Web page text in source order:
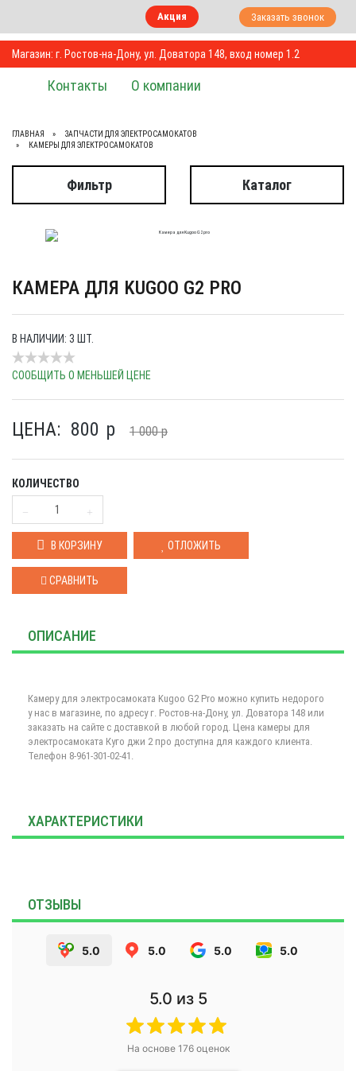
Акция Заказать звонок
Магазин: г. Ростов-на-Дону, ул. Доватора 148, вход номер 1.2
Контакты О компании
ГЛАВНАЯ
ЗАПЧАСТИ ДЛЯ ЭЛЕКТРОСАМОКАТОВ
КАМЕРЫ ДЛЯ ЭЛЕКТРОСАМОКАТОВ
Фильтр Каталог
КАМЕРА ДЛЯ KUGOO G2 PRO
В НАЛИЧИИ: 3 ШТ.
СООБЩИТЬ О МЕНЬШЕЙ ЦЕНЕ
ЦЕНА: 800 p 1 000 p
КОЛИЧЕСТВО
В КОРЗИНУ ОТЛОЖИТЬ
СРАВНИТЬ
ОПИСАНИЕ
Камеру для электросамоката Kugoo G2 Pro можно купить недорого
у нас в магазине, по адресу г. Ростов-на-Дону, ул. Доватора 148 или
заказать на сайте с доставкой в любой город. Цена камеры для
электросамоката Куго джи 2 про доступна для каждого клиента.
Телефон 8-961-301-02-41.
ХАРАКТЕРИСТИКИ
ОТЗЫВЫ
5.0 5.0 5.0 5.0
5.0 из 5
На основе 176оценок